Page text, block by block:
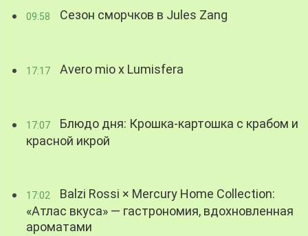
09:58 Сезон сморчков в Jules Zang
17:17 Avero mio x Lumisfera
17:07
Блюдо дня: Крошка-картошка с крабом и
красной икрой
17:02
Balzi Rossi × Mercury Home Collection:
«Атлас вкуса» — гастрономия, вдохновленная
ароматами